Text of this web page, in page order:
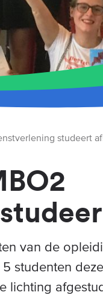
studeert
van de
studenten
lichting